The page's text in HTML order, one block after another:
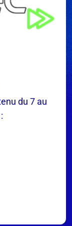
du 7 au